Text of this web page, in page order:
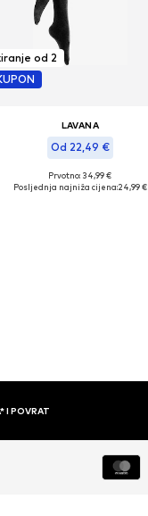
od 2
LAVANA
Od 22,49 €
Dostupne veličine: S, M, L
Prvotno: 34,99 €
Posljednja najniža cijena:24,99 €
I POVRAT